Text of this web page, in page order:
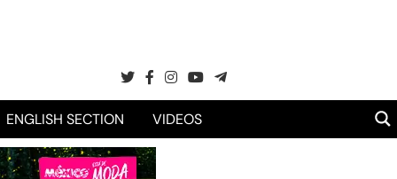
ENGLISH SECTION VIDEOS